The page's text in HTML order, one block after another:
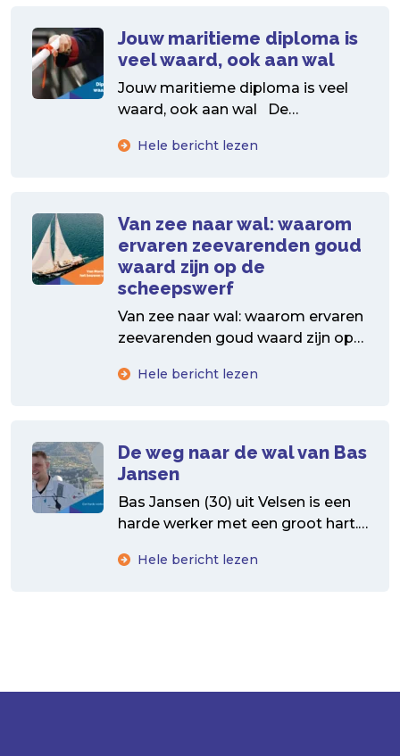
Jouw maritieme diploma is
veel waard, ook aan wal
Jouw maritieme diploma is veel
waard, ook aan wal De
Bedrijven staan te springen om...
Hele bericht lezen
Van zee naar wal: waarom
ervaren zeevarenden goud
waard zijn op de
scheepswerf
Van zee naar wal: waarom ervaren
zeevarenden goud waard zijn op
tochten op zee, dag...
Hele bericht lezen
De weg naar de wal van Bas
Jansen
Bas Jansen (30) uit Velsen is een
harde werker met een groot hart.
zeeman...
Hele bericht lezen